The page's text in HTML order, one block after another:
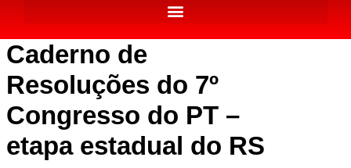
Caderno de
Resoluções do 7º
Congresso do PT –
etapa estadual do RS